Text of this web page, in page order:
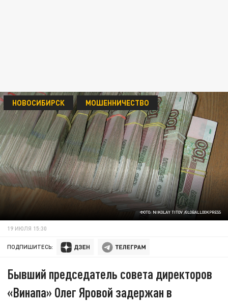
ФОТО: NIKOLAY TITOV /GLOBALLOOKPRESS
НОВОСИБИРСК МОШЕННИЧЕСТВО
19 ИЮЛЯ 15:30
ПОДПИШИТЕСЬ:
Бывший председатель совета директоров
«Винапа» Олег Яровой задержан в